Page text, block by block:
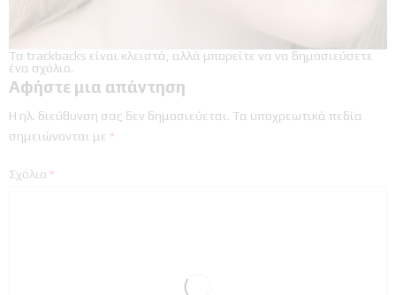
Τα trackbacks είναι κλειστά, αλλά μπορείτε να να δημοσιεύσετε
ένα σχόλιο.
Αφήστε μια απάντηση
Η ηλ. διεύθυνση σας δεν δημοσιεύεται. Τα υποχρεωτικά πεδία
σημειώνονται με *
Σχόλιο *